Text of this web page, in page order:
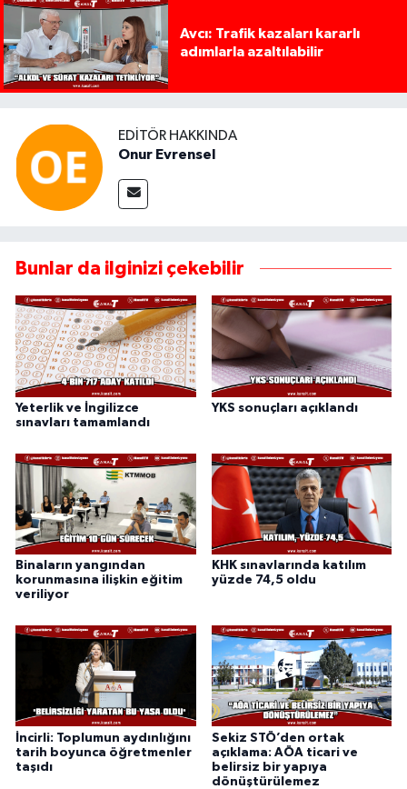
Avcı: Trafik kazaları kararlı
adımlarla azaltılabilir
EDITÖR HAKKINDA
Onur Evrensel
Bunlar da ilginizi çekebilir
Yeterlik ve İngilizce
sınavları tamamlandı
YKS sonuçları açıklandı
Binaların yangından
korunmasına ilişkin eğitim
veriliyor
KHK sınavlarında katılım
yüzde 74,5 oldu
İncirli: Toplumun aydınlığını
tarih boyunca öğretmenler
taşıdı
Sekiz STÖ’den ortak
açıklama: AÖA ticari ve
belirsiz bir yapıya
dönüştürülemez